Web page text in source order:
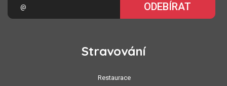
ODEBÍRAT
Stravování
Restaurace